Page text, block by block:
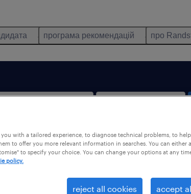
програма рекомендацій про
робота
with a tailored experience, to diagnose technical problems, to
to offer you more relevant information in searches. You can either
to specify your choice. You can change your options at any
policy.
reject all cookies accept